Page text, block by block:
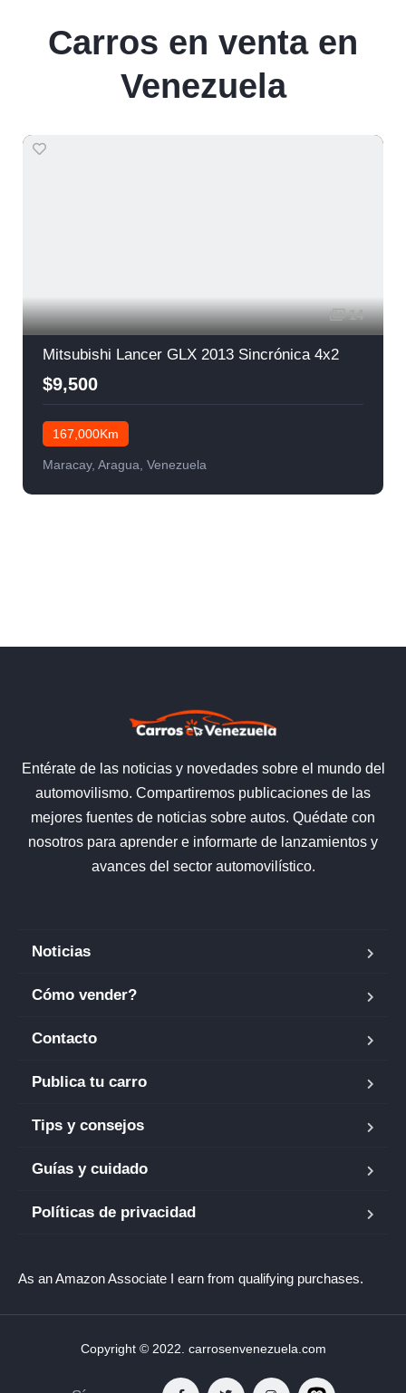
Carros en venta en
Venezuela
14
Mitsubishi Lancer GLX 2013 Sincrónica 4x2
$9,500
167,000Km
Maracay, Aragua, Venezuela
Entérate de las noticias y novedades sobre el mundo del
automovilismo. Compartiremos publicaciones de las
mejores fuentes de noticias sobre autos. Quédate con
nosotros para aprender e informarte de lanzamientos y
avances del sector automovilístico.
Noticias
Cómo vender?
Contacto
Publica tu carro
Tips y consejos
Guías y cuidado
Políticas de privacidad
As an Amazon Associate I earn from qualifying purchases.
Copyright © 2022. carrosenvenezuela.com